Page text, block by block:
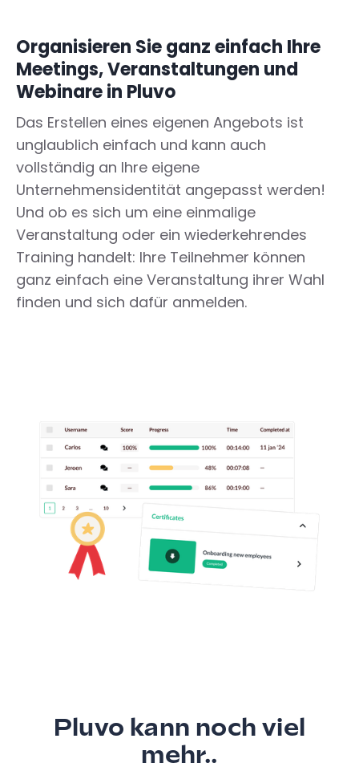
Organisieren Sie ganz einfach Ihre
Meetings, Veranstaltungen und
Webinare in Pluvo
Das Erstellen eines eigenen Angebots ist
unglaublich einfach und kann auch
vollständig an Ihre eigene
Unternehmensidentität angepasst werden!
Und ob es sich um eine einmalige
Veranstaltung oder ein wiederkehrendes
Training handelt: Ihre Teilnehmer können
ganz einfach eine Veranstaltung ihrer Wahl
finden und sich dafür anmelden.
Pluvo kann noch viel
mehr..